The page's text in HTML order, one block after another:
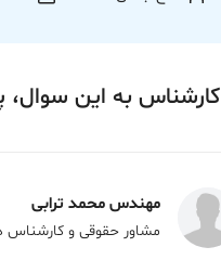
کارشناس به این سوال،
مهندس محمد ترابی
مشاور حقوقی و کارشناس